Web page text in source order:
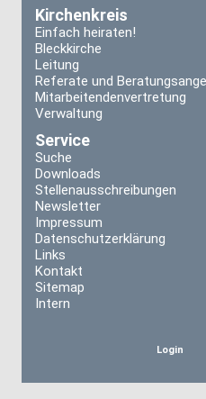
Kirchenkreis
Einfach heiraten!
Bleckkirche
Leitung
Referate und
Mitarbeitendenvertretung
Verwaltung
Service
Suche
Downloads
Stellenausschreibungen
Newsletter
Impressum
Datenschutzerklärung
Links
Kontakt
Sitemap
Intern
Login